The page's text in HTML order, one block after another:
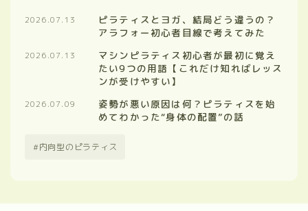
ピラティスとヨガ、結局どう違うの？
アラフォー初心者目線で考えてみた
2026.07.13
マシンピラティス初心者が最初に覚え
たい9つの用語【これだけ知ればレッス
ンが受けやすい】
2026.07.13
姿勢が悪い原因は何？ピラティスを始
めてわかった“身体の配置”の話
2026.07.09
内向型のピラティス